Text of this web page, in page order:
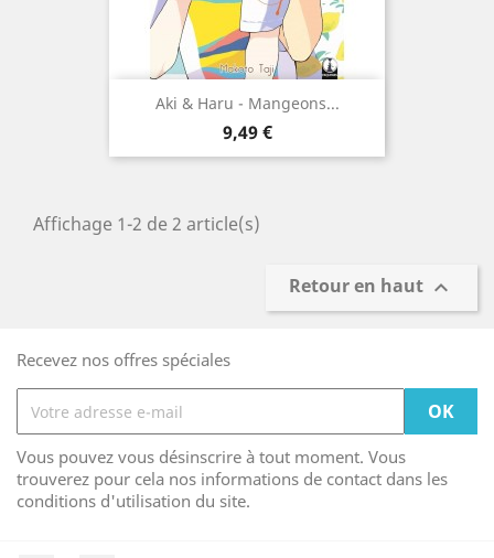
Aki & Haru - Mangeons...
Prix
9,49 €
Affichage 1-2 de 2 article(s)
Retour en haut 
Recevez nos offres spéciales
Vous pouvez vous désinscrire à tout moment. Vous
trouverez pour cela nos informations de contact dans les
conditions d'utilisation du site.